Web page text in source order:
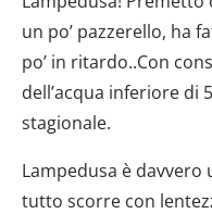
un po’ pazzerello, ha
po’ in ritardo..Con
dell’acqua inferiore di
stagionale.
Lampedusa è davvero
tutto scorre con